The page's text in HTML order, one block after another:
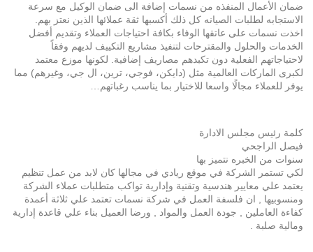
ضمان الأعمال المنفذه من نسمات إضافة الى ضمان الوكيل مع سرعة
الاستجابه لطلبات الصيانه كل ذلك أكسبها ثقة عملائها الذين نعتز بهم.
اخذت نسمات على عاتقها الوفاء بكافة احتياجات العملاء وتقديم أفضل
الخدمات والحلول والمقترحات لتنفيذ مشاريع التكييف لديهم وفقاً
لاحتياجاتهم الفعلية دون تكبدهم مصاريف إضافية. لكونها موزع معتمد
لكبرى الماركات العالمية مثل (دايكن، فوجي، ترين، ال جي، وغيرهم) مما
يوفر للعملاء مجالًا واسعا للاختيار بما يناسب رغباتهم…
كلمة رئيس مجلس الادارة
فيصل الراجحي
سنوات من الخبره نتميز بها
لكي تستمر الشركة في موقع ريادي في مجالها كان لابد من عمل تنظيم
يعتمد علي معايير هندسية وتقنية وإدارية تواكب متطلبات عملاء الشركة
ومنسوبيها , ان فلسفة العمل في شركة نسمات تعتمد علي ثلاثة أعمدة
كفاءة العاملين , جودة العمل والمواد , ورضا العميل بناء علي قاعدة إدارية
ومالية صلبة .